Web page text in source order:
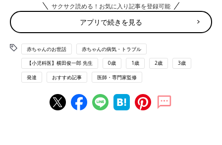
赤ちゃんの病気 屈折異常（くっせついじょう）っ
て？
赤ちゃんが物を見るときに不自然な様子があれば早めに眼科医に
相談を。
・物の見方が不自然
サクサク読める！お気に入り記事を登録可能
アプリで続きを見る
赤ちゃんのお世話 赤ちゃんの病気・トラブル
【小児科医】横田俊一郎 先生 0歳 1歳 2歳 3歳
発達 おすすめ記事 医師・専門家監修